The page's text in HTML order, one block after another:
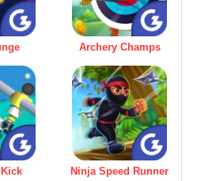
Archery Champs
Ninja Speed Runner